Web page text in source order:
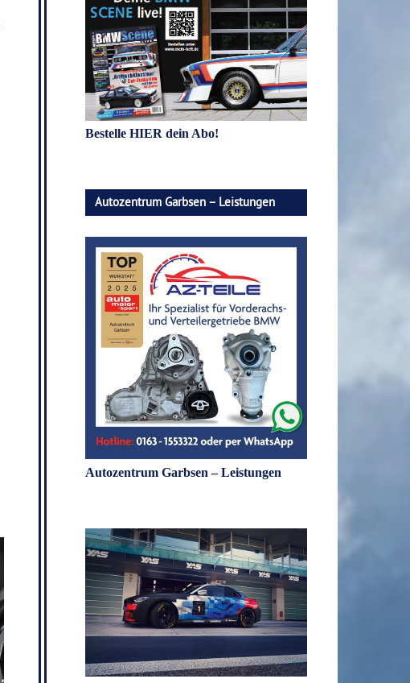
Bestelle HIER dein Abo!
Autozentrum Garbsen – Leistungen
Autozentrum Garbsen – Leistungen